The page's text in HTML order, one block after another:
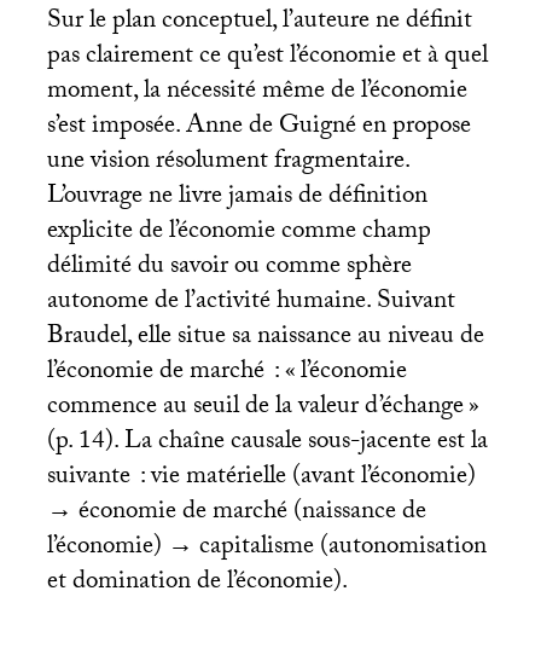
Sur le plan conceptuel, l’auteure ne définit
pas clairement ce qu’est l’économie et à quel
moment, la nécessité même de l’économie
s’est imposée. Anne de Guigné en propose
une vision résolument fragmentaire.
L’ouvrage ne livre jamais de définition
explicite de l’économie comme champ
délimité du savoir ou comme sphère
autonome de l’activité humaine. Suivant
Braudel, elle situe sa naissance au niveau de
l’économie de marché : «l’économie
commence au seuil de la valeur d’échange»
(p. 14). La chaîne causale sous-jacente est la
suivante : vie matérielle (avant l’économie)
→ économie de marché (naissance de
l’économie) → capitalisme (autonomisation
et domination de l’économie).